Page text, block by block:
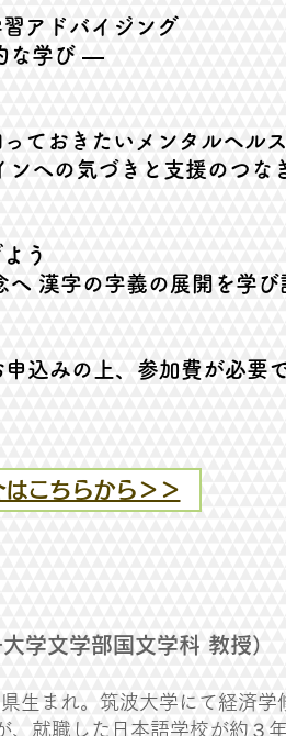
ドバイジング
学び ―
おきたいメンタルヘルス
の気づきと支援のつな
う
字の字義の展開を学び
込みの上、参加費が必要で
こちらから＞＞
大学文学部国文学科 教授）
生まれ。筑波大学にて経済
、就職した日本語学校が約３